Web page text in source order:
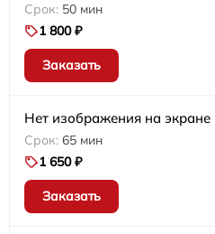
50 мин
1 800 ₽
Заказать
Нет изображения на экране
65 мин
1 650 ₽
Заказать